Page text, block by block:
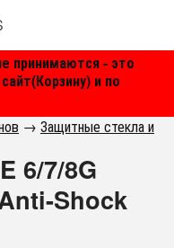
принимаются - это
и по
→ Защитные стекла и
6/7/8G
Shock